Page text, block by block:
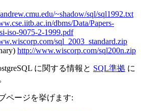
~shadow/sql/sql1992.txt
dbms/Data/Papers-
iso-9075-2-1999.pdf
sql_2003_standard.zip
http://www.wiscorp.com/sql200n.zip
に関する情報と SQL準拠 に
ページを挙げます: